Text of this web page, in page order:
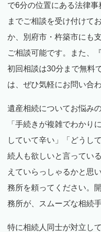
で6分の位置にある法律
までご相談を受け付けて
か、別府市・杵築市にも
ご相談可能です。また、
初回相談は30分まで無料
は、ぜひ気軽にお問い合
遺産相続についてお悩み
「手続きが複雑でわかり
していて辛い」「どうし
続人も欲しいと言ってい
えていらっしゃるかと思
務所を頼ってください。
務所が、スムーズな相続
特に相続人同士が対立し